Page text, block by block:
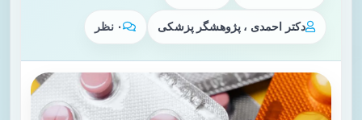
دکتر احمدی ، پژوهشگر پزشکی ۰ نظر